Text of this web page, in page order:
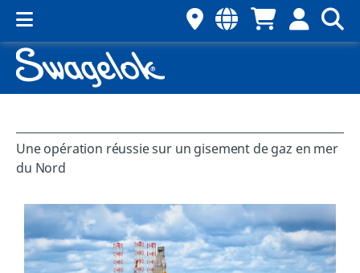
Une opération réussie sur un gisement de gaz en mer
du Nord